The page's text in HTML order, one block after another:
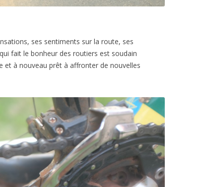
ses sentiments sur la route, ses
fait le bonheur des routiers est soudain
à nouveau prêt à affronter de nouvelles